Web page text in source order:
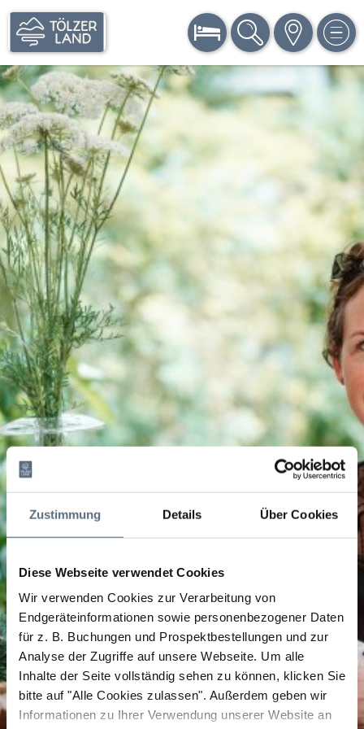
Zustimmung Details Über Cookies
Diese Webseite verwendet Cookies
Wir verwenden Cookies zur Verarbeitung von
Endgeräteinformationen sowie personenbezogener Daten
für z. B. Buchungen und Prospektbestellungen und zur
Analyse der Zugriffe auf unsere Webseite. Um alle
Inhalte der Seite vollständig sehen zu können, klicken Sie
bitte auf "Alle Cookies zulassen". Außerdem geben wir
Informationen zu Ihrer Verwendung unserer Website an
BUCHEN SUCHE KARTE MENÜ